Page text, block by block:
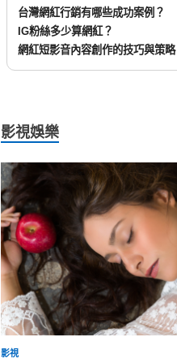
台灣網紅行銷有哪些成功案例？
IG粉絲多少算網紅？
網紅短影音內容創作的技巧與策略
影視娛樂
影視